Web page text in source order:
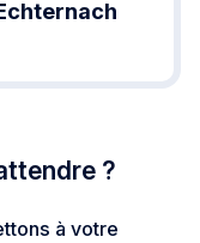
?
à votre